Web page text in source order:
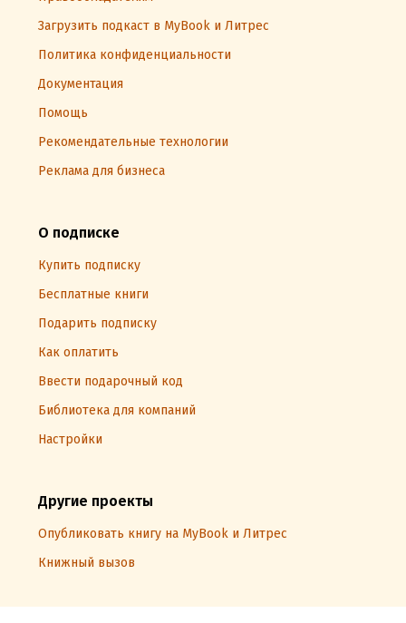
Загрузить подкаст в MyBook и Литрес
Политика конфиденциальности
Документация
Помощь
Рекомендательные технологии
Реклама для бизнеса
О подписке
Купить подписку
Бесплатные книги
Подарить подписку
Как оплатить
Ввести подарочный код
Библиотека для компаний
Настройки
Другие проекты
Опубликовать книгу на MyBook и Литрес
Книжный вызов